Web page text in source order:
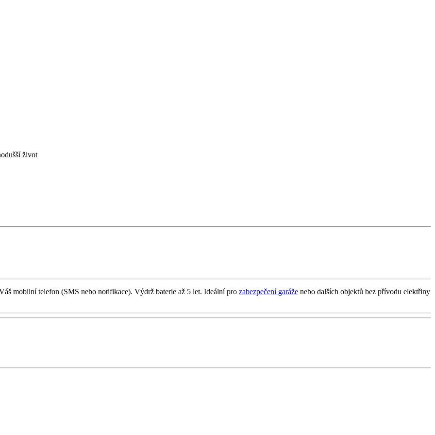
život
mobilní telefon (SMS nebo notifikace). Výdrž baterie až 5 let. Ideální pro zabezpečení garáže nebo dalších objektů bez přívodu elektřiny